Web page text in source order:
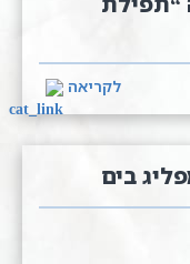
לקריאה
בים